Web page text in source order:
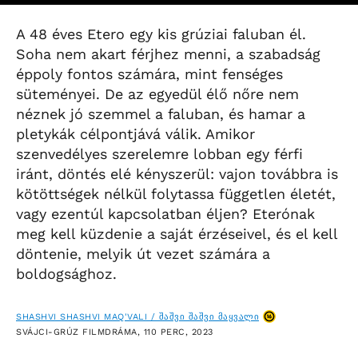
A 48 éves Etero egy kis grúziai faluban él.
Soha nem akart férjhez menni, a szabadság
éppoly fontos számára, mint fenséges
süteményei. De az egyedül élő nőre nem
néznek jó szemmel a faluban, és hamar a
pletykák célpontjává válik. Amikor
szenvedélyes szerelemre lobban egy férfi
iránt, döntés elé kényszerül: vajon továbbra is
kötöttségek nélkül folytassa független életét,
vagy ezentúl kapcsolatban éljen? Eterónak
meg kell küzdenie a saját érzéseivel, és el kell
döntenie, melyik út vezet számára a
boldogsághoz.
SHASHVI SHASHVI MAQ'VALI / ᲨᲐᲨᲕᲘ ᲨᲐᲨᲕᲘ ᲛᲐᲧᲕᲐᲚᲘ
SVÁJCI-GRÚZ FILMDRÁMA, 110 PERC, 2023